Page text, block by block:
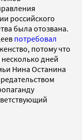
российского
была отозвана.
потребовал
потому что
несколько дней
Нина Останина